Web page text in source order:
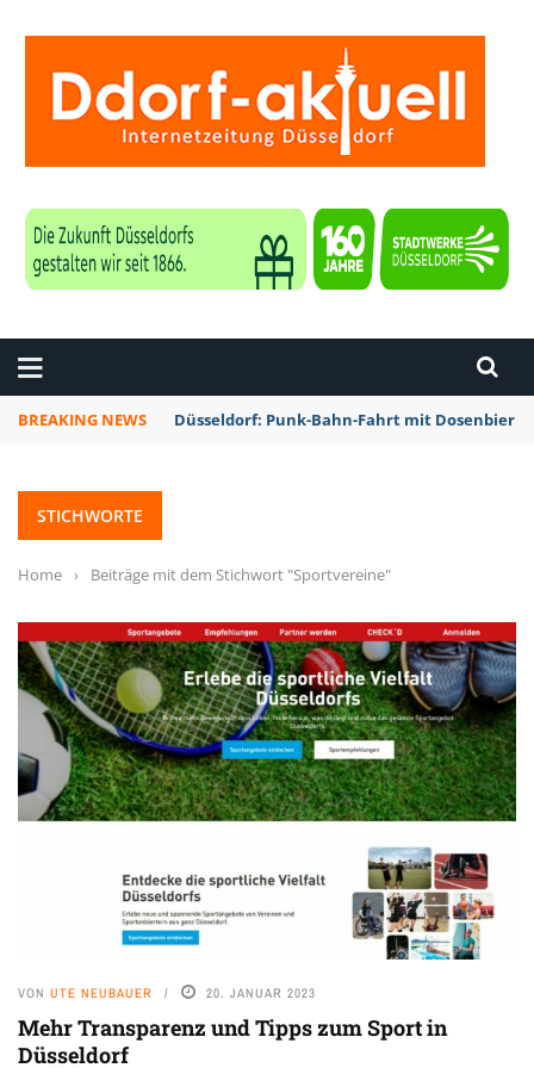
BREAKING NEWS Düsseldorf: Punk-Bahn-Fahrt mit Dosenbier
STICHWORTE
Home › Beiträge mit dem Stichwort "Sportvereine"
VON UTE NEUBAUER 20. JANUAR 2023
Mehr Transparenz und Tipps zum Sport in
Düsseldorf